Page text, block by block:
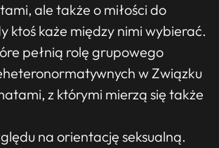
ale także o miłości do
ktoś każe między nimi wybierać.
pełnią rolę grupowego
w Związku
z którymi mierzą się także
na orientację seksualną.